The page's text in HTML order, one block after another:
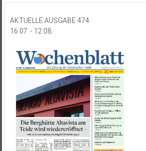
AKTUELLE AUSGABE 474
16.07. - 12.08.